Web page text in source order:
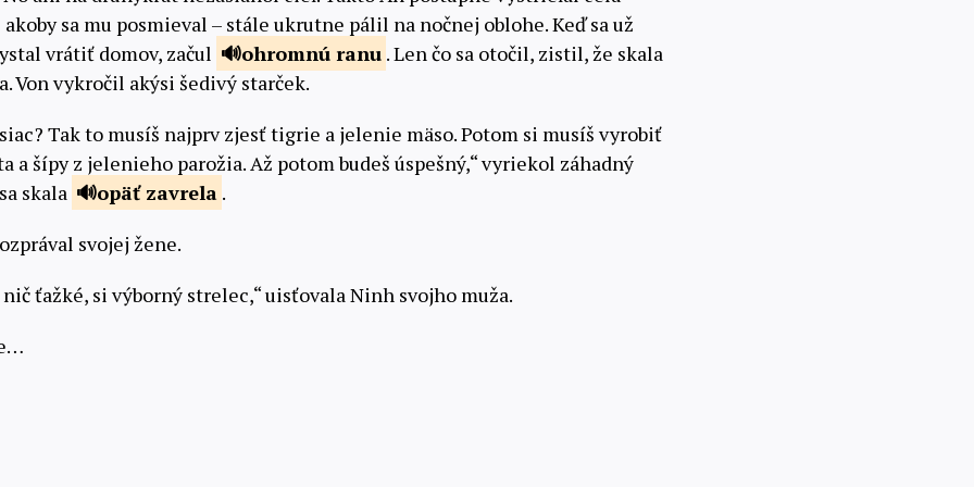
sa mu posmieval – stále ukrutne pálil na nočnej oblohe. Keď sa už
vrátiť domov, začul
ohromnú ranu . Len čo sa otočil, zistil, že skala
Von vykročil akýsi šedivý starček.
Tak to musíš najprv zjesť tigrie a jelenie mäso. Potom si musíš vyrobiť
a šípy z jelenieho parožia. Až potom budeš úspešný,“ vyriekol záhadný
skala
opäť zavrela .
svojej žene.
ťažké, si výborný strelec,“ uisťovala Ninh svojho muža.